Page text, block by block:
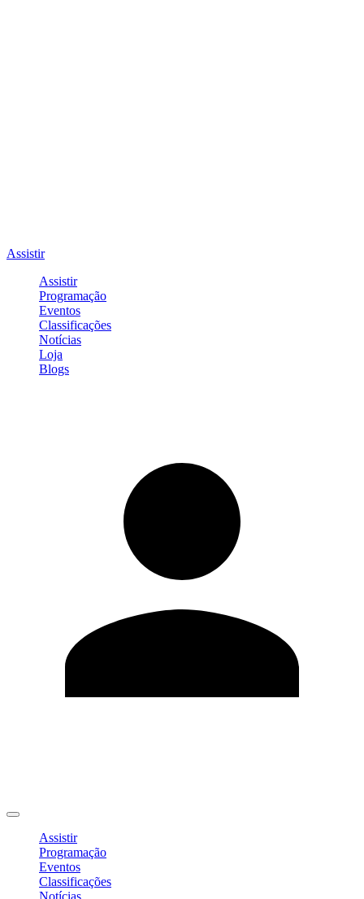
Assistir
Assistir
Programação
Eventos
Classificações
Notícias
Loja
Blogs
Assistir
Programação
Eventos
Classificações
Notícias